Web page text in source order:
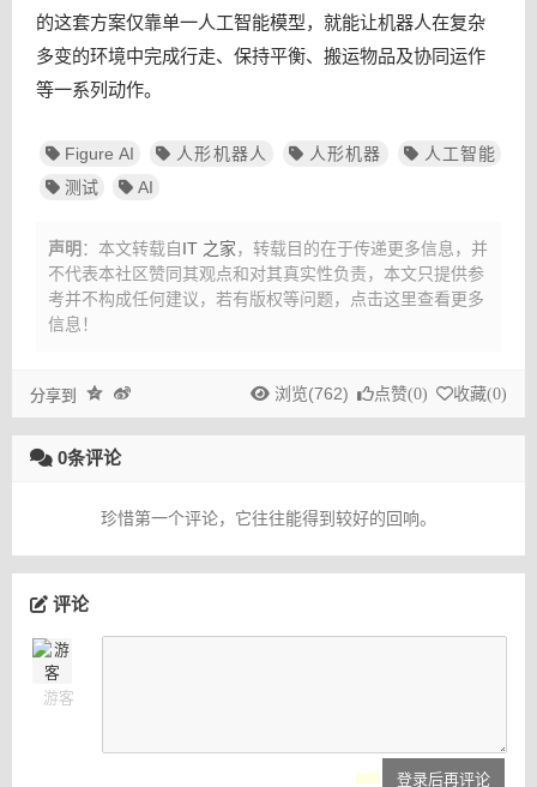
的这套方案仅靠单一人工智能模型，就能让机器人在复杂
多变的环境中完成行走、保持平衡、搬运物品及协同运作
等一系列动作。
Figure AI 人形机器人 人形机器
人工智能
测试
AI
声明 ：本文转载自IT 之家，转载目的在于传递更多信息，并
不代表本社区赞同其观点和对其真实性负责，本文只提供参
考并不构成任何建议， 若有版权等问题，点击这里查看更多
信息！
分享到 浏览(762) 点赞(0) 收藏(0)
0条评论
珍惜第一个评论，它往往能得到较好的回响。
评论
游客
登录后再评论